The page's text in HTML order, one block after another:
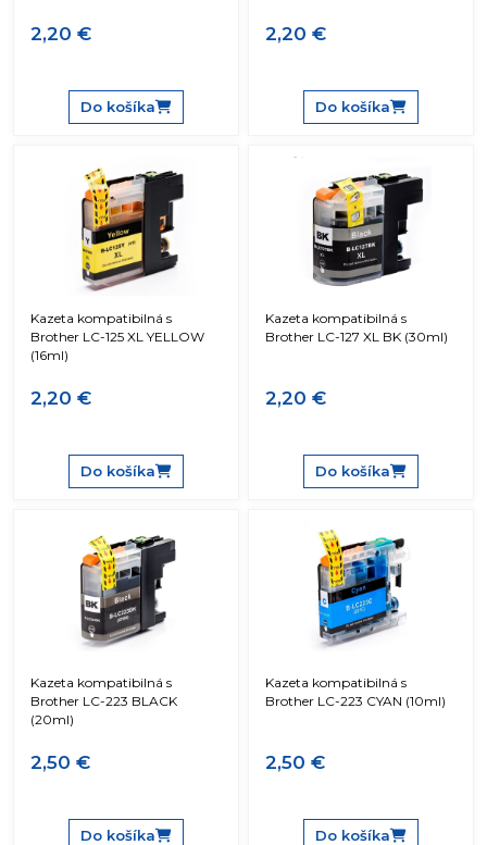
2,20 €
Do košíka
2,20 €
Do košíka
Kazeta kompatibilná s
Brother LC-125 XL YELLOW
(16ml)
2,20 €
Do košíka
Kazeta kompatibilná s
Brother LC-127 XL BK (30ml)
2,20 €
Do košíka
Kazeta kompatibilná s
Brother LC-223 BLACK
(20ml)
2,50 €
Do košíka
Kazeta kompatibilná s
Brother LC-223 CYAN (10ml)
2,50 €
Do košíka